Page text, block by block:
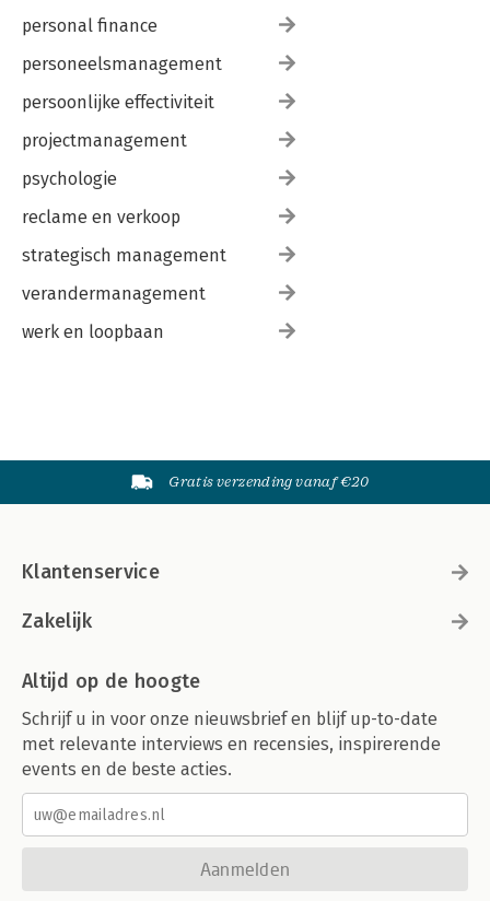
personal finance
personeelsmanagement
persoonlijke effectiviteit
projectmanagement
psychologie
reclame en verkoop
strategisch management
verandermanagement
werk en loopbaan
Gratis verzending vanaf €20
Klantenservice
Zakelijk
Altijd op de hoogte
Schrijf u in voor onze nieuwsbrief en blijf up-to-date
met relevante interviews en recensies, inspirerende
events en de beste acties.
Aanmelden